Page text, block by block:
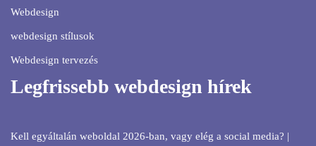
Webdesign
webdesign stílusok
Webdesign tervezés
Legfrissebb webdesign hírek
Kell egyáltalán weboldal 2026-ban, vagy elég a social media? |